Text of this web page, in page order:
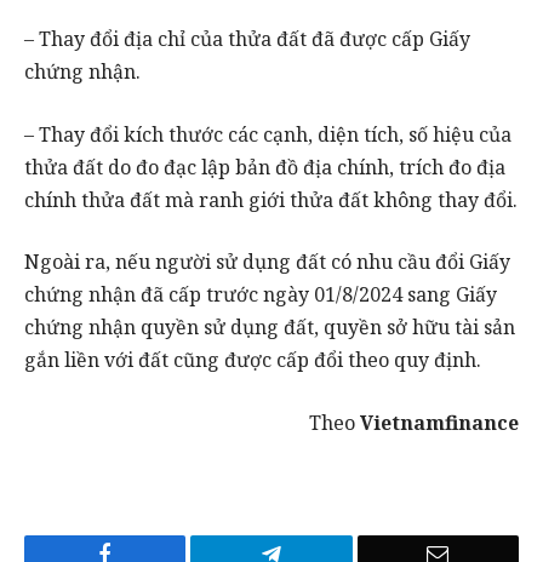
– Thay đổi địa chỉ của thửa đất đã được cấp Giấy
chứng nhận.
– Thay đổi kích thước các cạnh, diện tích, số hiệu của
thửa đất do đo đạc lập bản đồ địa chính, trích đo địa
chính thửa đất mà ranh giới thửa đất không thay đổi.
Ngoài ra, nếu người sử dụng đất có nhu cầu đổi Giấy
chứng nhận đã cấp trước ngày 01/8/2024 sang Giấy
chứng nhận quyền sử dụng đất, quyền sở hữu tài sản
gắn liền với đất cũng được cấp đổi theo quy định.
TheoVietnamfinance
Telegram Email